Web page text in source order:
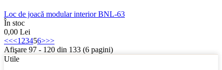
Loc de joacă modular interior BNL-63
În stoc
0,00 Lei
<<<1 23456>>>
Afişare 97 - 120 din 133 (6 pagini)
Utile